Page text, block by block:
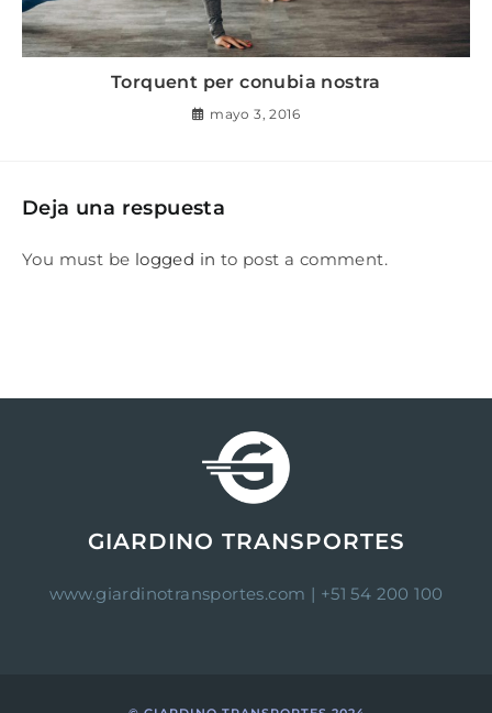
Torquent per conubia nostra
mayo 3, 2016
Deja una respuesta
You must be logged in to post a comment.
GIARDINO TRANSPORTES
www.giardinotransportes.com | +51 54 200 100